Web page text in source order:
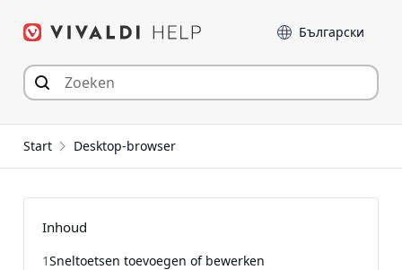
naar
Taal
Start Desktop-browser
Inhoud
1Sneltoetsen toevoegen of bewerken